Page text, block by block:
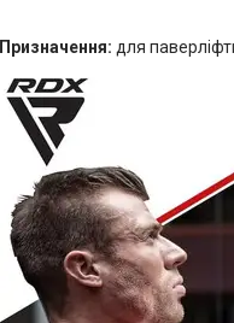
Призначення: для